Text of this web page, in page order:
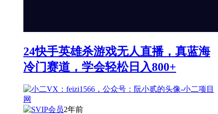
24快手英雄杀游戏无人直播，真蓝海
冷门赛道，学会轻松日入800+
2年前